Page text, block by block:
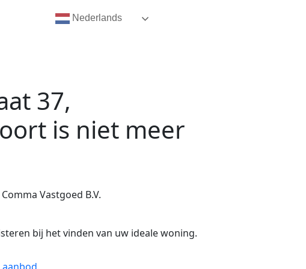
37,
is niet meer
Vastgoed B.V.
bij het vinden van uw ideale woning.
Nederlands